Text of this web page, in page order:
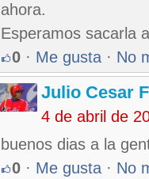
ahora.
Esperamos sacarla
0 · Me gusta · No
Julio Cesar
4 de abril de
buenos dias a la
0 · Me gusta · No